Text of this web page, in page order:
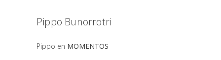
Pippo Bunorrotri
Pippo en MOMENTOS